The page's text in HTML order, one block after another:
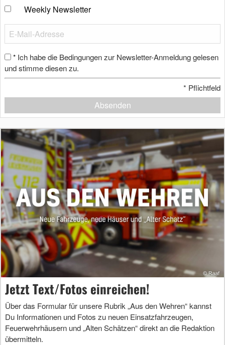
Weekly Newsletter
* Ich habe die Bedingungen zur Newsletter-Anmeldung gelesen
und stimme diesen zu.
* Pflichtfeld
Absenden
Jetzt Text/Fotos einreichen!
Über das Formular für unsere Rubrik „Aus den Wehren“ kannst
Du Informationen und Fotos zu neuen Einsatzfahrzeugen,
Feuerwehrhäusern und „Alten Schätzen“ direkt an die Redaktion
übermitteln.